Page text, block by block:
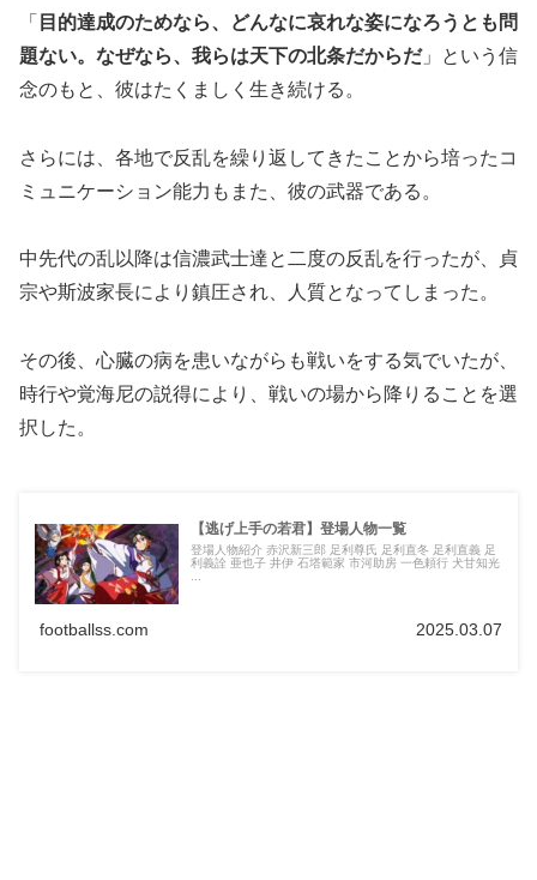
「 目的達成のためなら、どんなに哀れな姿になろうとも問
題ない。なぜなら、我らは天下の北条だからだ」という信
念のもと、彼はたくましく生き続ける。
さらには、各地で反乱を繰り返してきたことから培ったコ
ミュニケーション能力もまた、彼の武器である。
中先代の乱以降は信濃武士達と二度の反乱を行ったが、貞
宗や斯波家長により鎮圧され、人質となってしまった。
その後、心臓の病を患いながらも戦いをする気でいたが、
時行や覚海尼の説得により、戦いの場から降りることを選
択した。
【逃げ上手の若君】登場人物一覧
登場人物紹介 赤沢新三郎 足利尊氏 足利直冬 足利直義 足
利義詮 亜也子 井伊 石塔範家 市河助房 一色頼行 犬甘知光
footballss.com 2025.03.07